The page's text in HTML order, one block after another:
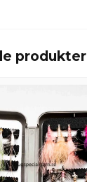
produkter